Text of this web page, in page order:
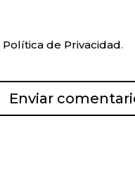
Política de Privacidad.